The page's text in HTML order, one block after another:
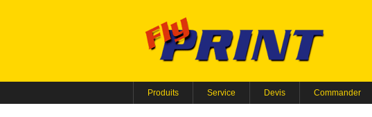
Produits Service Devis Commander